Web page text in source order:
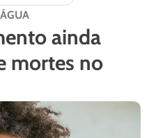
ainda
mortes no